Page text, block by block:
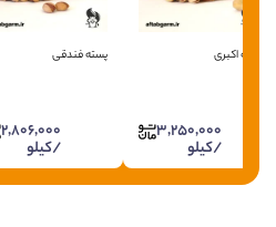
پسته اکبری
3,250,000
/کیلو
پسته فندقی
2,806,000
/کیلو